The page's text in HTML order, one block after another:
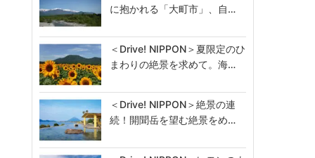
に抱かれる「大町市」、自…
＜Drive! NIPPON＞夏限定のひ
まわりの絶景を求めて。海…
＜Drive! NIPPON＞絶景の連
続！開聞岳を望む絶景をめ…